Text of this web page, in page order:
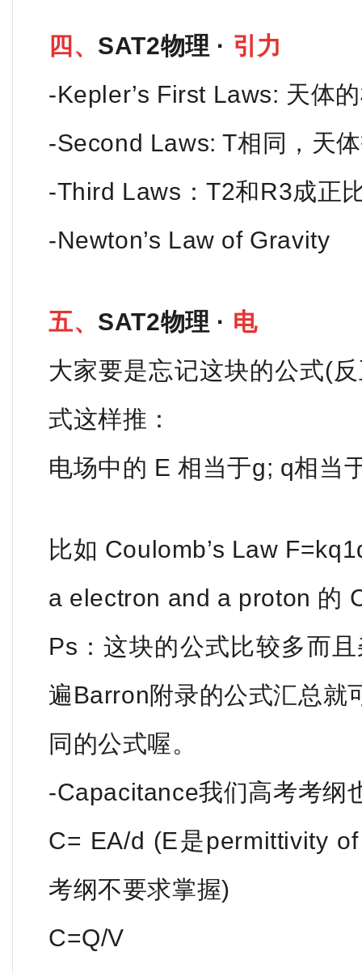
四、 SAT2物理 · 引力
-Kepler’s First Laws: 天体
-Second Laws: T相同，天
-Third Laws：T2和R3成正
-Newton’s Law of Gravity
五、 SAT2物理 · 电
大家要是忘记这块的公式(
式这样推：
电场中的 E 相当于g; q相当
比如 Coulomb’s Law
a electron and a proton 的
Ps：这块的公式比较多而
遍Barron附录的公式汇总就
同的公式喔。
-Capacitance我们高考考纲
C= EA/d (E是permittivity
考纲不要求掌握)
C=Q/V